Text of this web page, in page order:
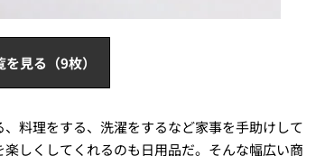
見る（9枚）
料理をする、洗濯をするなど家事を手助けして
しくしてくれるのも日用品だ。そんな幅広い商